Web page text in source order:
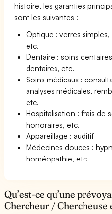
histoire, les garanties
sont les suivantes :
Optique : verres
etc.
Dentaire : soins
dentaires, etc.
Soins médicaux :
analyses médicales,
etc.
Hospitalisation : frais de
honoraires, etc.
Appareillage : auditif
Médecines douces :
homéopathie, etc.
Qu’est-ce qu’une
Chercheur / Chercheuse